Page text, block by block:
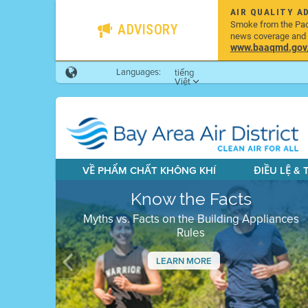
ADVISORY
AIR QUALITY
Smoke from the
news coverage
Languages: tiếng
Việt
VỀ PHẨM CHẤT KHÔNG KHÍ
ĐIỀU LỆ &
Know the Facts
Myths vs. Facts on the Building Appliances
Rules
LEARN MORE
Previous